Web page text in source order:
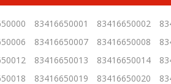
83416650001 83416650002
83416650007 83416650008
83416650013 83416650014
83416650019 83416650020